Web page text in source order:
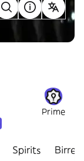
Prime
Spirits Birre